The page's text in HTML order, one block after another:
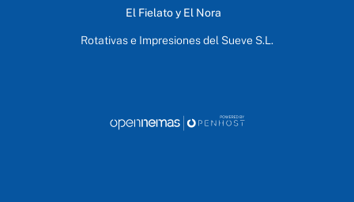
El Fielato y El Nora
Rotativas e Impresiones del Sueve S.L.